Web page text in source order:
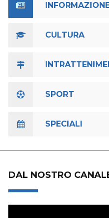
CULTURA
SPORT
SPECIALI
DAL NOSTRO